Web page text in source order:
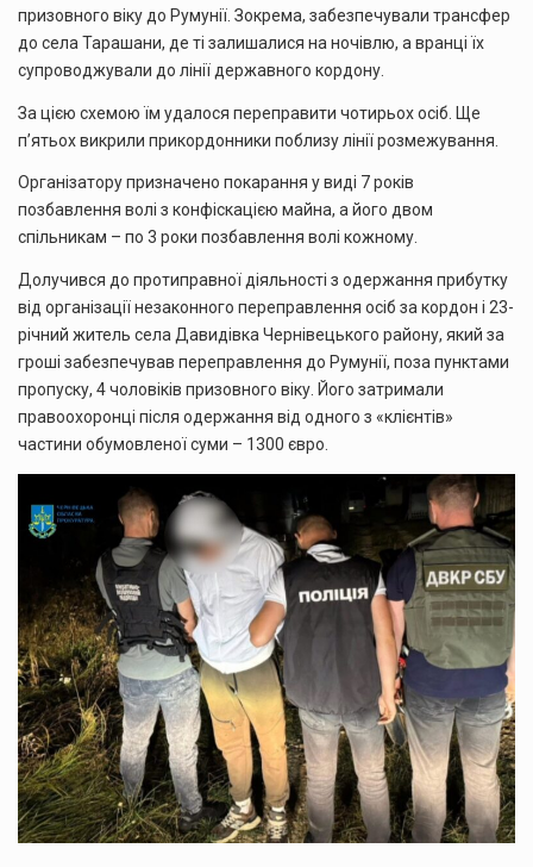
призовного віку до Румунії. Зокрема, забезпечували трансфер
до села Тарашани, де ті залишалися на ночівлю, а вранці їх
супроводжували до лінії державного кордону.
За цією схемою їм удалося переправити чотирьох осіб. Ще
п’ятьох викрили прикордонники поблизу лінії розмежування.
Організатору призначено покарання у виді 7 років
позбавлення волі з конфіскацією майна, а його двом
спільникам – по 3 роки позбавлення волі кожному.
Долучився до протиправної діяльності з одержання прибутку
від організації незаконного переправлення осіб за кордон і 23-
річний житель села Давидівка Чернівецького району, який за
гроші забезпечував переправлення до Румунії, поза пунктами
пропуску, 4 чоловіків призовного віку. Його затримали
правоохоронці після одержання від одного з «клієнтів»
частини обумовленої суми – 1300 євро.